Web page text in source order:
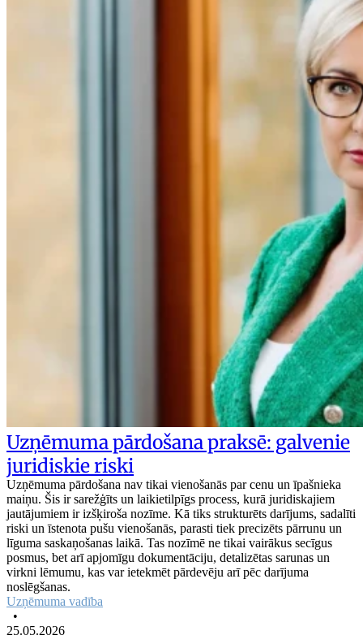
Uzņēmuma pārdošana praksē: galvenie
juridiskie riski
Uzņēmuma pārdošana nav tikai vienošanās par cenu un īpašnieka
maiņu. Šis ir sarežģīts un laikietilpīgs process, kurā juridiskajiem
jautājumiem ir izšķiroša nozīme. Kā tiks strukturēts darījums, sadalīti
riski un īstenota pušu vienošanās, parasti tiek precizēts pārrunu un
līguma saskaņošanas laikā. Tas nozīmē ne tikai vairākus secīgus
posmus, bet arī apjomīgu dokumentāciju, detalizētas sarunas un
virkni lēmumu, kas var ietekmēt pārdevēju arī pēc darījuma
noslēgšanas.
Uzņēmuma vadība
•
25.05.2026